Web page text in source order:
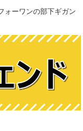
ォーワンの部下ギガン